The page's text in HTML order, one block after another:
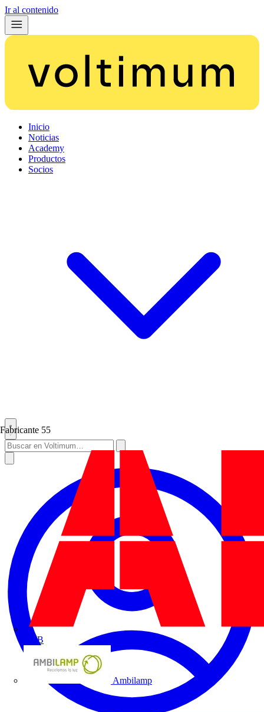
Ir al contenido
Inicio
Noticias
Academy
Productos
Socios
Fabricante 55
ABB
Ambilamp